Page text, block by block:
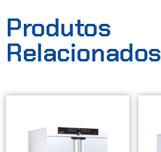
Produtos
Relacionados